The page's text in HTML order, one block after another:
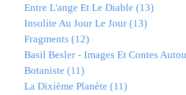
Entre L'ange Et Le Diable (13)
Insolite Au Jour Le Jour (13)
Fragments (12)
Basil Besler - Images Et Contes
Botaniste (11)
La Dixième Planète (11)